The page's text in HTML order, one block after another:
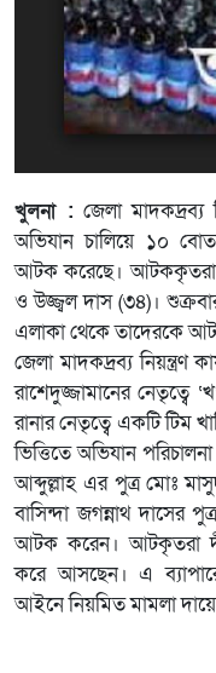
খুলনা : জেলা মাদকদ্রব্য
অভিযান চালিয়ে ১০
আটক করেছে। আটককৃতরা
ও উজ্জ্বল দাস (৩৪)।
এলাকা থেকে তাদেরকে
জেলা মাদকদ্রব্য নিয়ন্ত্রণ
রাশেদুজ্জামানের নেতৃত্বে
রানার নেতৃত্বে একটি টিম
ভিত্তিতে অভিযান
আব্দুল্লাহ এর পুত্র মোঃ
বাসিন্দা জগন্নাথ দাসের
আটক করেন। আটকৃতরা
করে আসছেন। এ ব্যাপারে
আইনে নিয়মিত মামলা